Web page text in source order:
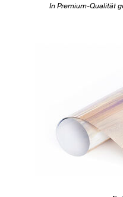
In Premium-Qualität